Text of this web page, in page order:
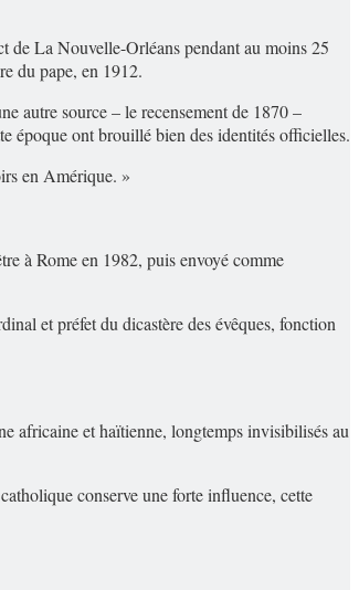
de La Nouvelle-Orléans pendant au moins 25
du pape, en 1912.
autre source – le recensement de 1870 –
époque ont brouillé bien des identités officielles.
en Amérique. »
à Rome en 1982, puis envoyé comme
et préfet du dicastère des évêques, fonction
africaine et haïtienne, longtemps invisibilisés au
conserve une forte influence, cette